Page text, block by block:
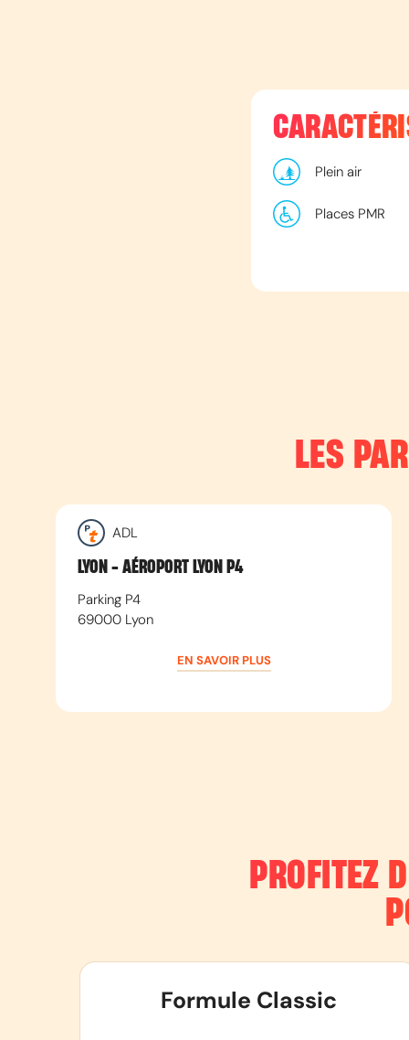
Plein air
Places PMR
LES
ADL
LYON - AÉROPORT LYON P4
Parking P4
69000 Lyon
EN SAVOIR PLUS
PROFITEZ
Formule Classic